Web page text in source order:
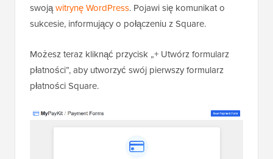
swojąwitrynę WordPress. Pojawi się komunikat o
sukcesie, informujący o połączeniu z Square.
Możesz teraz kliknąć przycisk „+ Utwórz formularz
płatności”, aby utworzyć swój pierwszy formularz
płatności Square.